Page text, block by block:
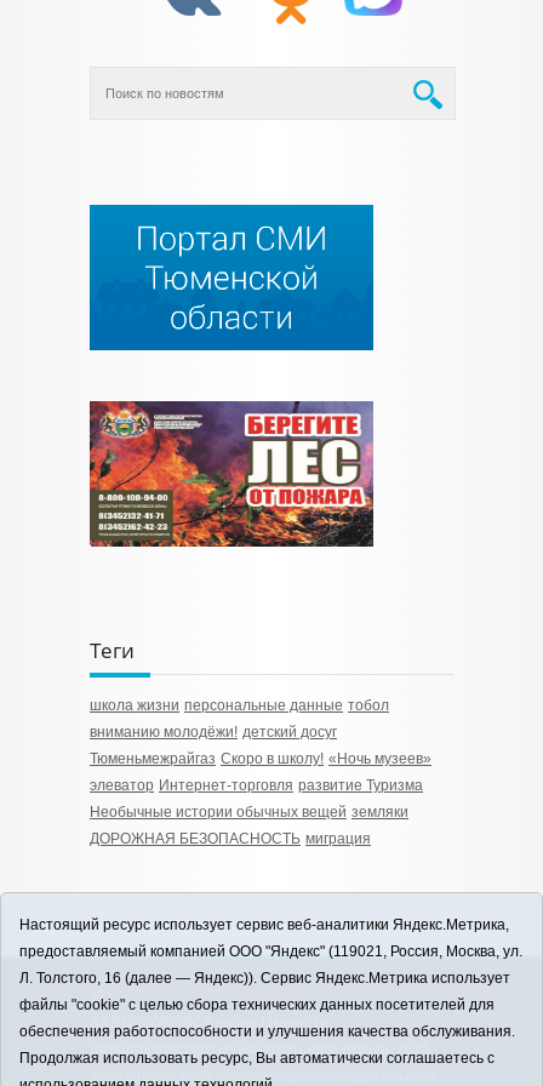
Теги
школа жизни персональные данные тобол
вниманию молодёжи! детский досуг
Тюменьмежрайгаз Скоро в школу! «Ночь музеев»
элеватор Интернет-торговля развитие Туризма
Необычные истории обычных вещей земляки
ДОРОЖНАЯ БЕЗОПАСНОСТЬ миграция
12+
ЗАВОДОУКОВСК online / Новости
Заводоуковского муниципального округа, 2026
Учредитель: АНО "Информационно-издательский
Настоящий ресурс использует сервис веб-аналитики Яндекс.Метрика,
предоставляемый компанией ООО "Яндекс" (119021, Россия, Москва, ул.
Л. Толстого, 16 (далее — Яндекс)). Сервис Яндекс.Метрика использует
файлы "cookie" с целью сбора технических данных посетителей для
обеспечения работоспособности и улучшения качества обслуживания.
Продолжая использовать ресурс, Вы автоматически соглашаетесь с